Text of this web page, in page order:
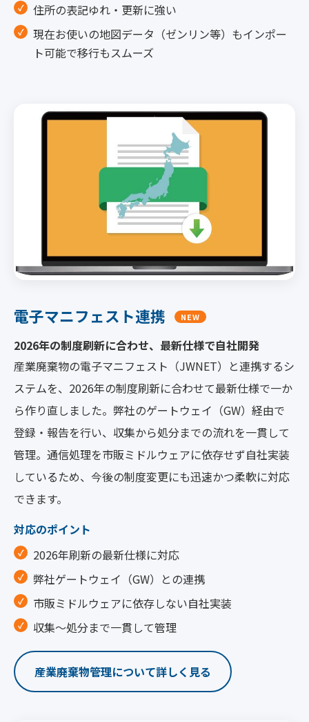
住所の表記ゆれ・更新に強い
現在お使いの地図データ（ゼンリン等）もインポー
ト可能で移行もスムーズ
電子マニフェスト連携 NEW
2026年の制度刷新に合わせ、最新仕様で自社開発
産業廃棄物の電子マニフェスト（JWNET）と連携するシ
ステムを、2026年の制度刷新に合わせて最新仕様で一か
ら作り直しました。弊社のゲートウェイ（GW）経由で
登録・報告を行い、収集から処分までの流れを一貫して
管理。通信処理を市販ミドルウェアに依存せず自社実装
しているため、今後の制度変更にも迅速かつ柔軟に対応
できます。
対応のポイント
2026年刷新の最新仕様に対応
弊社ゲートウェイ（GW）との連携
市販ミドルウェアに依存しない自社実装
収集〜処分まで一貫して管理
産業廃棄物管理について詳しく見る